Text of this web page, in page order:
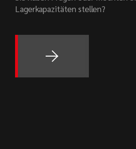
Lagerkapazitäten stellen?